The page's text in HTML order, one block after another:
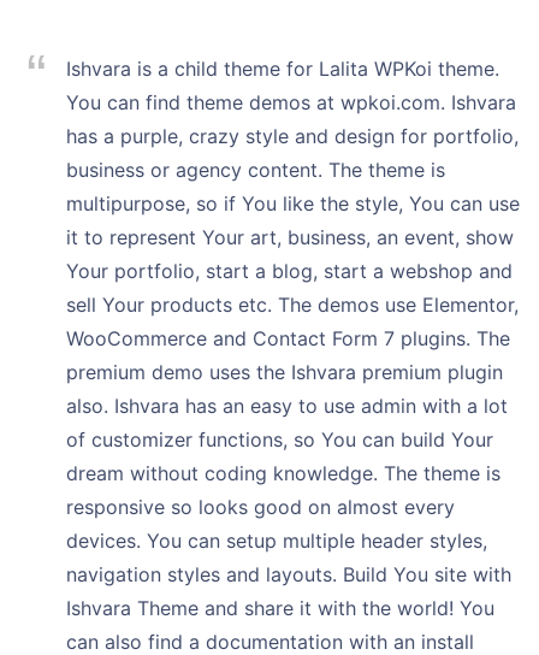
Ishvara is a child theme for Lalita WPKoi theme.
You can find theme demos at wpkoi.com. Ishvara
has a purple, crazy style and design for portfolio,
business or agency content. The theme is
multipurpose, so if You like the style, You can use
it to represent Your art, business, an event, show
Your portfolio, start a blog, start a webshop and
sell Your products etc. The demos use Elementor,
WooCommerce and Contact Form 7 plugins. The
premium demo uses the Ishvara premium plugin
also. Ishvara has an easy to use admin with a lot
of customizer functions, so You can build Your
dream without coding knowledge. The theme is
responsive so looks good on almost every
devices. You can setup multiple header styles,
navigation styles and layouts. Build You site with
Ishvara Theme and share it with the world! You
can also find a documentation with an install